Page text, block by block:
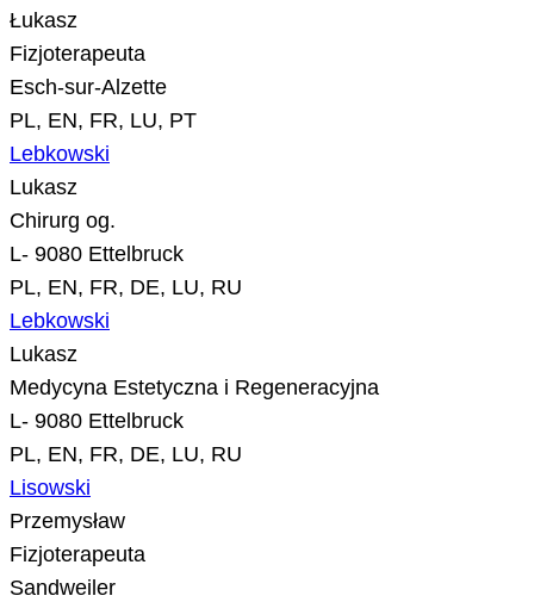
Łukasz
Fizjoterapeuta
Esch-sur-Alzette
PL, EN, FR, LU, PT
Lebkowski
Lukasz
Chirurg og.
L- 9080 Ettelbruck
PL, EN, FR, DE, LU, RU
Lebkowski
Lukasz
Medycyna Estetyczna i Regeneracyjna
L- 9080 Ettelbruck
PL, EN, FR, DE, LU, RU
Lisowski
Przemysław
Fizjoterapeuta
Sandweiler